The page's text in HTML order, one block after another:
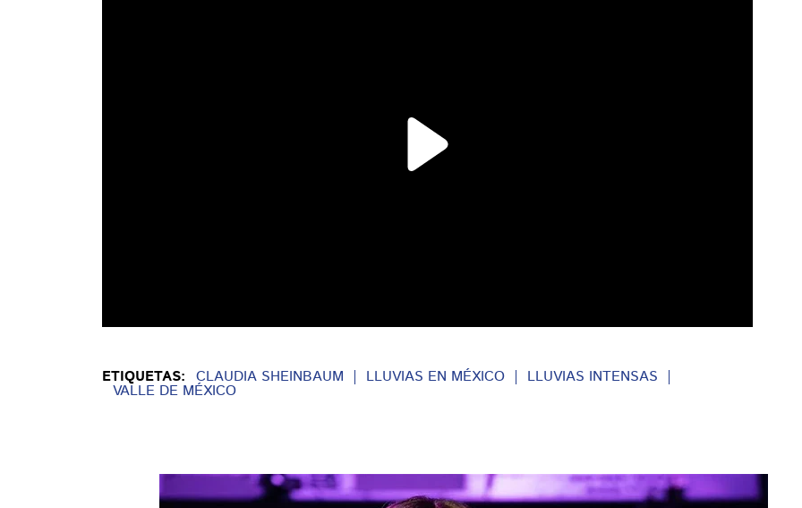
ETIQUETAS: CLAUDIA SHEINBAUM LLUVIAS EN MÉXICO LLUVIAS INTENSAS
VALLE DE MÉXICO